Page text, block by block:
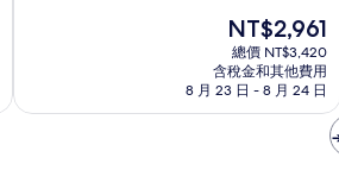
棒
現
在
價
格
為
NT$2,961
總價 NT$3,420
含稅金和其他費用
8 月 23 日 - 8 月 24 日